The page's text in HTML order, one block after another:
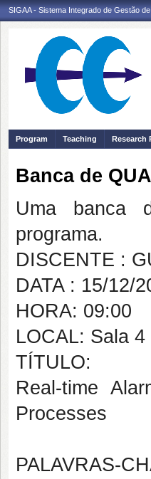
SIGAA - Sistema Integrado de Gestão
Program Teaching Research
Banca de
Uma banca
programa.
DISCENTE :
DATA : 15/12/
HORA: 09:00
LOCAL: Sala
TÍTULO:
Real-time
Processes
PALAVRAS-